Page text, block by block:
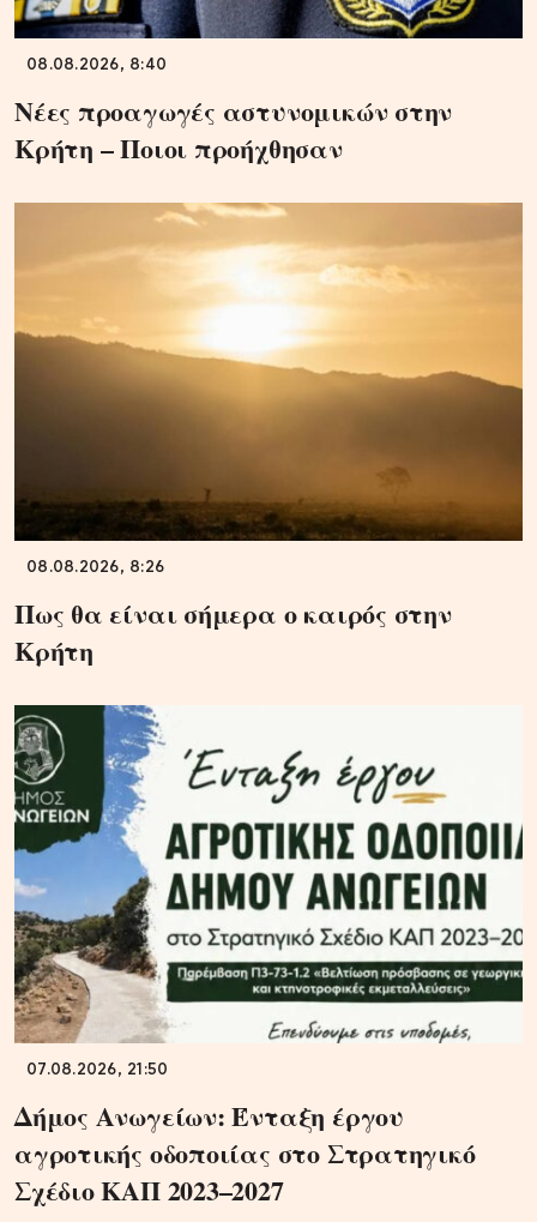
08.08.2026, 8:40
Νέες προαγωγές αστυνομικών στην
Κρήτη – Ποιοι προήχθησαν
08.08.2026, 8:26
Πως θα είναι σήμερα ο καιρός στην
Κρήτη
07.08.2026, 21:50
Δήμος Ανωγείων: Ένταξη έργου
αγροτικής οδοποιίας στο Στρατηγικό
Σχέδιο ΚΑΠ 2023–2027